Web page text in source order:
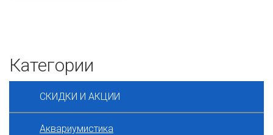
Категории
СКИДКИ И АКЦИИ
Аквариумистика